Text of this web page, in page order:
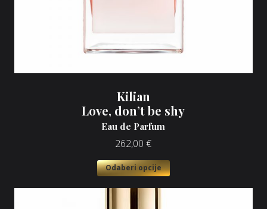
Kilian
Love, don’t be shy
Eau de Parfum
262,00 €
Odaberi opcije